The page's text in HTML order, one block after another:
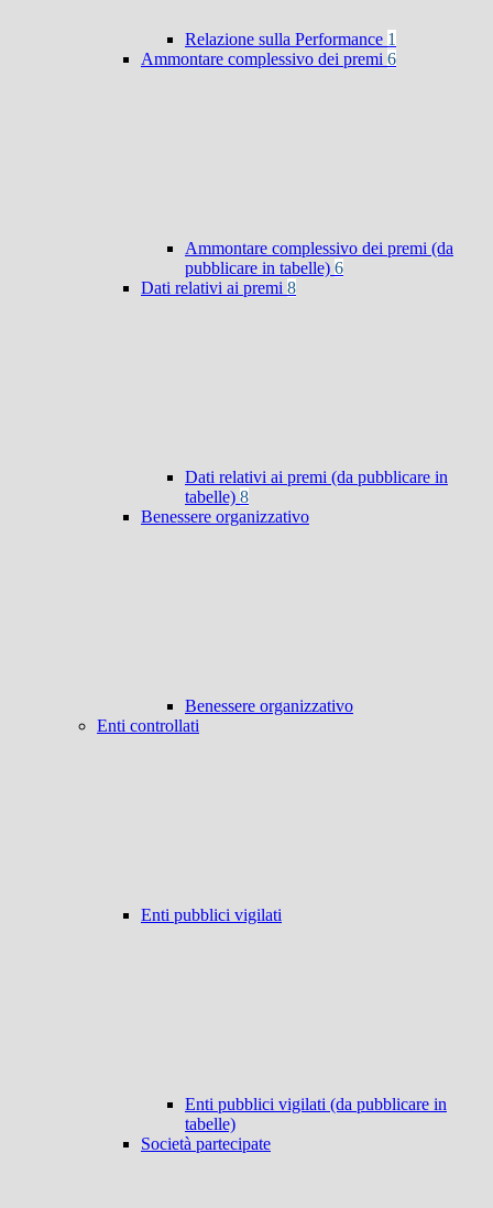
Relazione sulla Performance 1
Ammontare complessivo dei premi 6
Ammontare complessivo dei premi (da
pubblicare in tabelle) 6
Dati relativi ai premi 8
Dati relativi ai premi (da pubblicare in
tabelle) 8
Benessere organizzativo
Benessere organizzativo
Enti controllati
Enti pubblici vigilati
Enti pubblici vigilati (da pubblicare in
tabelle)
Società partecipate